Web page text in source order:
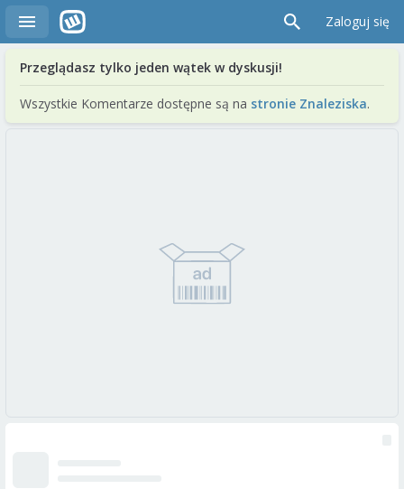
Zaloguj się
Przeglądasz tylko jeden wątek w dyskusji!
Wszystkie Komentarze dostępne są na stronie Znaleziska.